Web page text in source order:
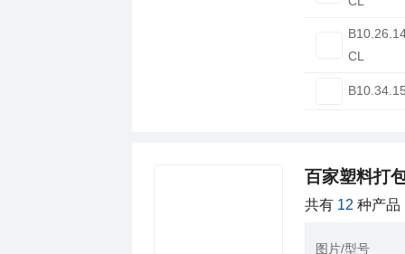
CL
百家塑料打
共有 12 种产品
图片/型号